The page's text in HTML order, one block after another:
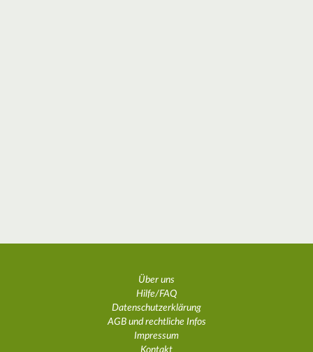
Über uns
Hilfe/FAQ
Datenschutzerklärung
AGB und rechtliche Infos
Impressum
Kontakt